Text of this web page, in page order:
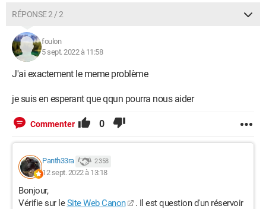
RÉPONSE 2 / 2
foulon
5 sept. 2022 à 11:58
J'ai exactement le meme problème
je suis en esperant que qqun pourra nous aider
Commenter 0
Panth33ra 2 358
12 sept. 2022 à 13:18
Bonjour,
Vérifie sur leSite Web Canon
. Il est question d'un réservoir